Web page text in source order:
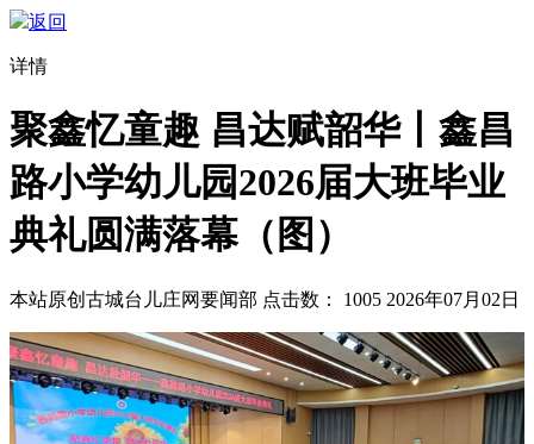
返回
详情
聚鑫忆童趣 昌达赋韶华丨鑫昌
路小学幼儿园2026届大班毕业
典礼圆满落幕（图）
本站原创 古城台儿庄网要闻部 点击数： 1005 2026年07月02日